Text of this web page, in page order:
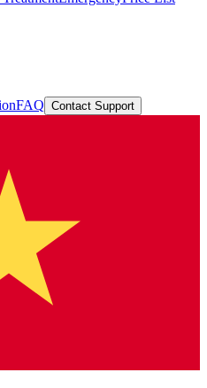
FAQ Contact Support